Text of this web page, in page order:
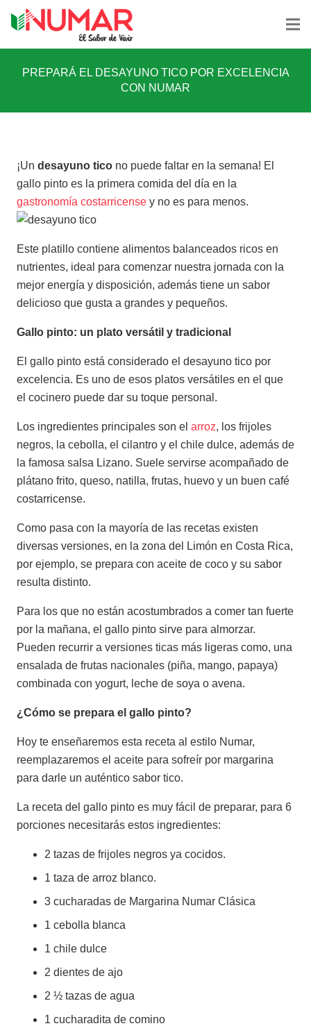
PREPARÁ EL DESAYUNO TICO POR EXCELENCIA
CON NUMAR
¡Un desayuno tico no puede faltar en la semana! El
gallo pinto es la primera comida del día en la
gastronomía costarricense y no es para menos.
Este platillo contiene alimentos balanceados ricos en
nutrientes, ideal para comenzar nuestra jornada con la
mejor energía y disposición, además tiene un sabor
delicioso que gusta a grandes y pequeños.
Gallo pinto: un plato versátil y tradicional
El gallo pinto está considerado el desayuno tico por
excelencia. Es uno de esos platos versátiles en el que
el cocinero puede dar su toque personal.
Los ingredientes principales son el arroz, los frijoles
negros, la cebolla, el cilantro y el chile dulce, además de
la famosa salsa Lizano. Suele servirse acompañado de
plátano frito, queso, natilla, frutas, huevo y un buen café
costarricense.
Como pasa con la mayoría de las recetas existen
diversas versiones, en la zona del Limón en Costa Rica,
por ejemplo, se prepara con aceite de coco y su sabor
resulta distinto.
Para los que no están acostumbrados a comer tan fuerte
por la mañana, el gallo pinto sirve para almorzar.
Pueden recurrir a versiones ticas más ligeras como, una
ensalada de frutas nacionales (piña, mango, papaya)
combinada con yogurt, leche de soya o avena.
¿Cómo se prepara el gallo pinto?
Hoy te enseñaremos esta receta al estilo Numar,
reemplazaremos el aceite para sofreír por margarina
para darle un auténtico sabor tico.
La receta del gallo pinto es muy fácil de preparar, para 6
porciones necesitarás estos ingredientes:
2 tazas de frijoles negros ya cocidos.
1 taza de arroz blanco.
3 cucharadas de Margarina Numar Clásica
1 cebolla blanca
1 chile dulce
2 dientes de ajo
2 ½ tazas de agua
1 cucharadita de comino